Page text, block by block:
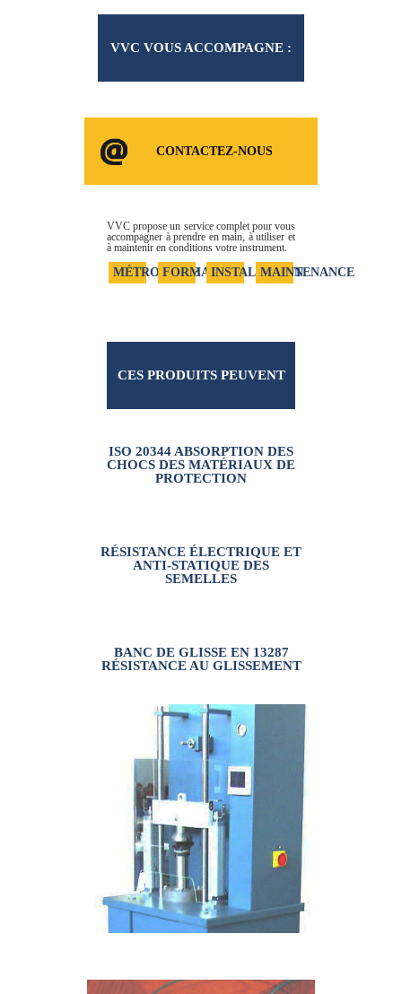
VVC VOUS ACCOMPAGNE :
CONSOMMABLES ET
SERVICES
CONTACTEZ-NOUS
VVC propose un service complet pour vous
accompagner à prendre en main, à utiliser et
à maintenir en conditions votre instrument.
MÉTROLOGIEFORMATIONINSTALLATIONMAINTENANCE
CES PRODUITS PEUVENT
ISO 20344 ABSORPTION DES
CHOCS DES MATÉRIAUX DE
PROTECTION
RÉSISTANCE ÉLECTRIQUE ET
ANTI-STATIQUE DES
SEMELLES
BANC DE GLISSE EN 13287
RÉSISTANCE AU GLISSEMENT